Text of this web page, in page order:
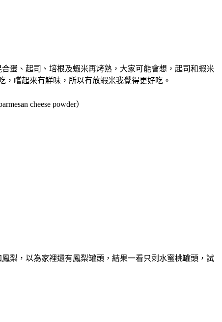
蛋、起司、培根及蝦米再烤熟，大家可能會想，起司和蝦米
嚐起來有鮮味，所以有放蝦米我覺得更好吃。
cheese powder）
梨，以為家裡還有鳳梨罐頭，結果一看只剩水蜜桃罐頭，試